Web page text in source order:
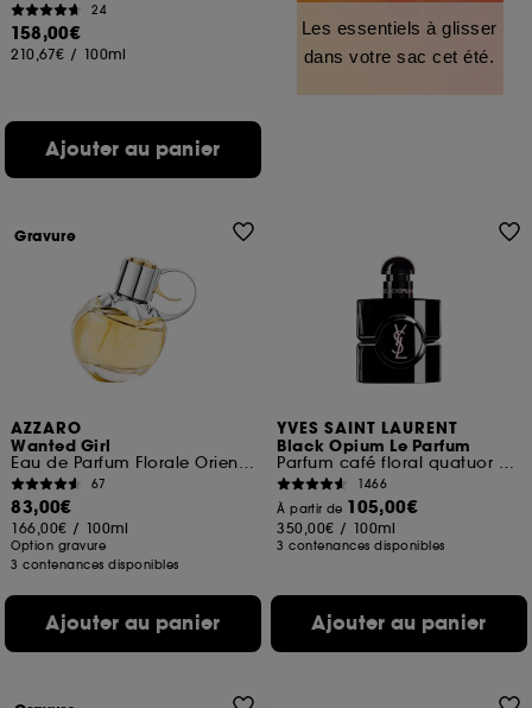
24
158,00€
210,67€ / 100ml
Ajouter au panier
Les essentiels à glisser
dans votre sac cet été.
AZZARO
Wanted Girl
Eau de Parfum Florale Orientale pour femme
67
83,00€
166,00€ / 100ml
Option gravure
3 contenances disponibles
Ajouter au panier
Gravure
YVES SAINT LAURENT
Black Opium Le Parfum
Parfum café floral quatuor de vanilles pour femme
1466
À partir de 105,00€
350,00€ / 100ml
3 contenances disponibles
Ajouter au panier